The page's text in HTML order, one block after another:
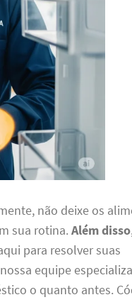
não deixe os
sua rotina.Além disso
para resolver suas
equipe
o quanto antes.